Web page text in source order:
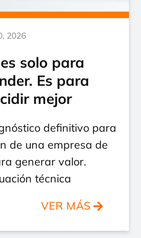
2026
solo para
Es para
mejor
definitivo para
de una empresa de
generar valor.
técnica
VER MÁS